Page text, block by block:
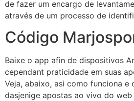
de fazer um encargo de
através de um processo de
Código
Baixe o app afin de dispositivos
cependant praticidade em suas
Veja, abaixo, asi como funciona e
dasjenige apostas ao vivo do web